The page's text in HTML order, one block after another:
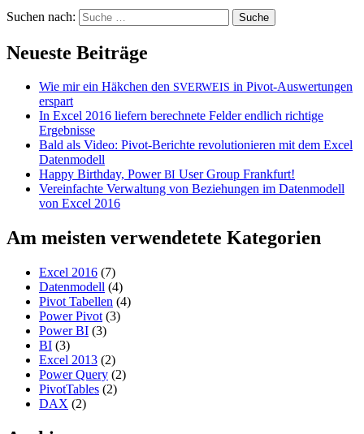
Suchen nach:
Neueste Beiträge
Wie mir ein Häkchen den SVERWEIS in Pivot-Auswertungen
erspart
In Excel 2016 liefern berechnete Felder endlich richtige
Ergebnisse
Bald als Video: Pivot-Berichte revolutionieren mit dem Excel
Datenmodell
Happy Birthday, PowerBI User Group Frankfurt!
Vereinfachte Verwaltung von Beziehungen im Datenmodell
von Excel 2016
Am meisten verwendetete Kategorien
Excel 2016 (7)
Datenmodell (4)
Pivot Tabellen (4)
Power Pivot (3)
Power BI (3)
BI (3)
Excel 2013 (2)
Power Query (2)
PivotTables (2)
DAX (2)